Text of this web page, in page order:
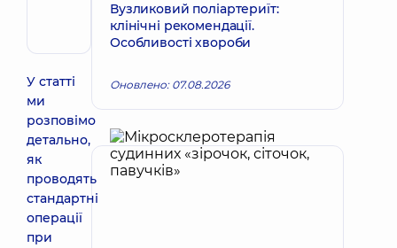
Хірург
судинний
У статті
ми
розповімо
детально,
як
проводять
стандартні
операції
при
Вузликовий поліартериїт:
клінічні рекомендації.
Особливості хвороби
Оновлено: 07.08.2026